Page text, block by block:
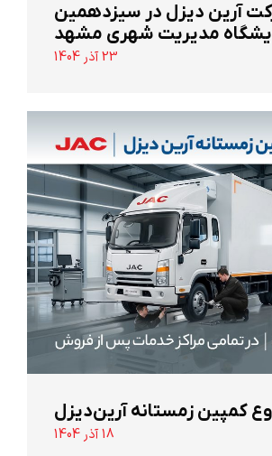
آرین ‌دیزل در سیزدهمین
مدیریت شهری مشهد
23 آذر 1404
کمپین زمستانه آرین‌دیزل
18 آذر 1404